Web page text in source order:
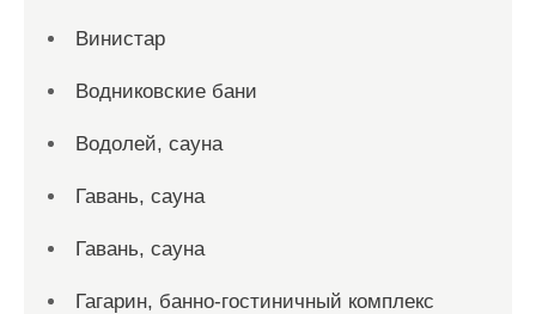
Винистар
Водниковские бани
Водолей, сауна
Гавань, сауна
Гавань, сауна
Гагарин, банно-гостиничный комплекс